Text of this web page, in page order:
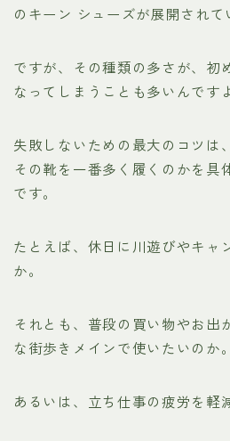
のキーン シューズが展開されて
ですが、その種類の多さが、初
なってしまうことも多いんです
失敗しないための最大のコツは
その靴を一番多く履くのかを具
です。
たとえば、休日に川遊びやキャ
か。
それとも、普段の買い物やお出
な街歩きメインで使いたいのか。
あるいは、立ち仕事の疲労を軽